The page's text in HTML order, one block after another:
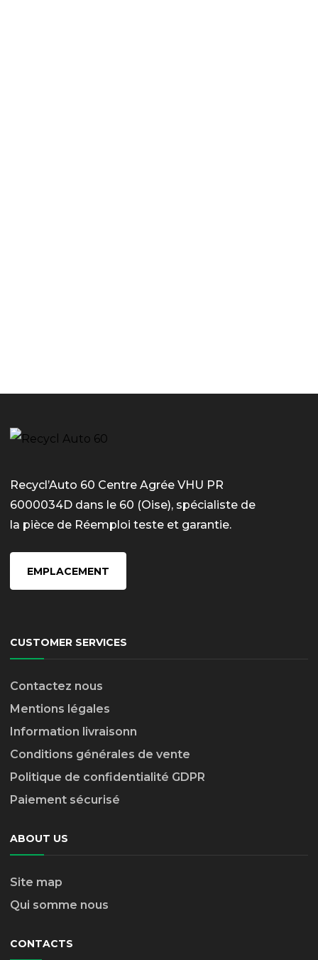
Recycl’Auto 60 Centre Agrée VHU PR
6000034D dans le 60 (Oise), spécialiste de
la pièce de Réemploi teste et garantie.
EMPLACEMENT
CUSTOMER SERVICES
Contactez nous
Mentions légales
Information livraisonn
Conditions générales de vente
Politique de confidentialité GDPR
Paiement sécurisé
ABOUT US
Site map
Qui somme nous
CONTACTS